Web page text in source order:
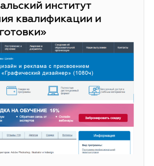
институт
квалификации и